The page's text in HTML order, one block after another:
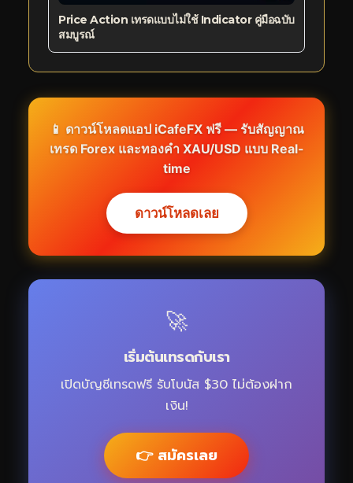
Price Action เทรดแบบไม่ใช้ Indicator คู่มือฉบับ
สมบูรณ์
📱 ดาวน์โหลดแอป iCafeFX ฟรี — รับสัญญาณ
เทรด Forex และทองคำ XAU/USD แบบ Real-
time
ดาวน์โหลดเลย
🚀
เริ่มต้นเทรดกับเรา
เปิดบัญชีเทรดฟรี รับโบนัส $30 ไม่ต้องฝาก
เงิน!
👉 สมัครเลย